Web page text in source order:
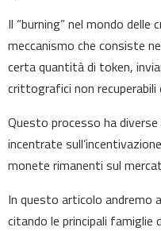
Il “burning” nel mondo
meccanismo che consiste
certa quantità di token,
crittografici non recuperabili
Questo processo ha
incentrate
monete rimanenti sul
In questo articolo andremo
citando le principali famiglie